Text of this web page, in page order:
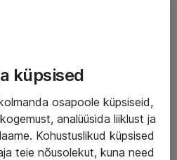
küpsised
osapoole küpsiseid,
analüüsida liiklust ja
Kohustuslikud küpsised
teie nõusolekut, kuna need